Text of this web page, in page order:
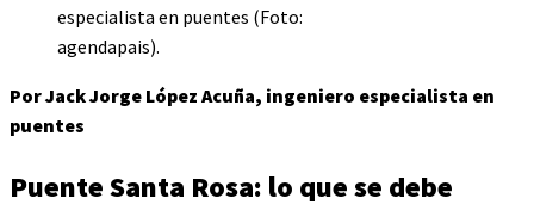
especialista en puentes (Foto:
agendapais).
Por Jack Jorge López Acuña, ingeniero especialista en
puentes
Puente Santa Rosa: lo que se debe